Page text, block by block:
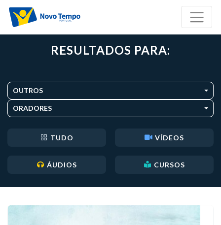
RESULTADOS PARA:
OUTROS
ORADORES
TUDO VÍDEOS
ÁUDIOS CURSOS